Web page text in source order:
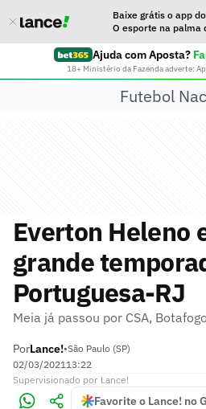
Baixe grátis o app
O esporte na palma
Ajuda com Aposta?
18+ Ministério da Fazenda adverte:
Futebol
Everton Heleno
grande
Portuguesa-RJ
Meia já passou por CSA,
PorLance!•São Paulo (SP)
02/03/202113:22
Supervisionado por Lance!
Favorite o Lance! no